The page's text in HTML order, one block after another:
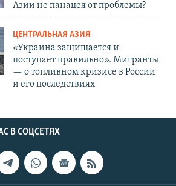
Азии не панацея от проблемы?
ЦЕНТРАЛЬНАЯ АЗИЯ
«Украина защищается и
поступает правильно». Мигранты
— о топливном кризисе в России
и его последствиях
В СОЦСЕТЯХ